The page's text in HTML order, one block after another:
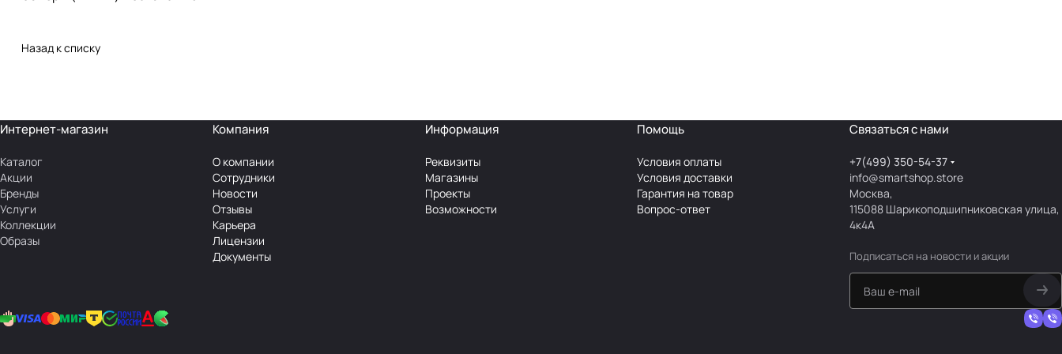
Назад к списку
Интернет-магазин
Каталог
Акции
Бренды
Услуги
Коллекции
Образы
Компания
О компании
Сотрудники
Новости
Отзывы
Карьера
Лицензии
Документы
Информация
Реквизиты
Магазины
Проекты
Возможности
Помощь
Условия оплаты
Условия доставки
Гарантия на товар
Вопрос-ответ
Связаться с нами
+7(499) 350-54-37
info@smartshop.store
Москва,
115088 Шарикоподшипниковская улица,
4к4А
Подписаться на новости и акции